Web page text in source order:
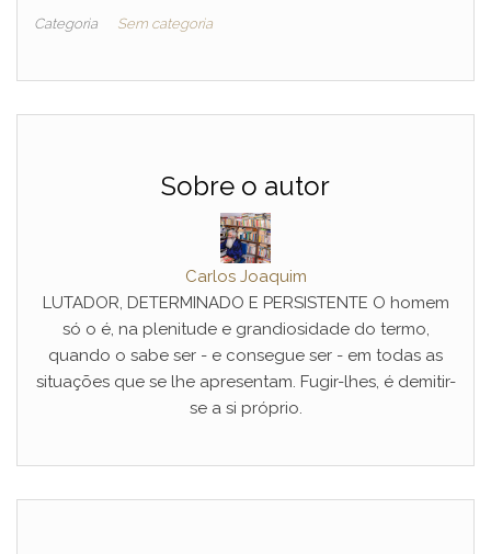
Categoria Sem categoria
Sobre o autor
Carlos Joaquim
LUTADOR, DETERMINADO E PERSISTENTE O homem
só o é, na plenitude e grandiosidade do termo,
quando o sabe ser - e consegue ser - em todas as
situações que se lhe apresentam. Fugir-lhes, é demitir-
se a si próprio.